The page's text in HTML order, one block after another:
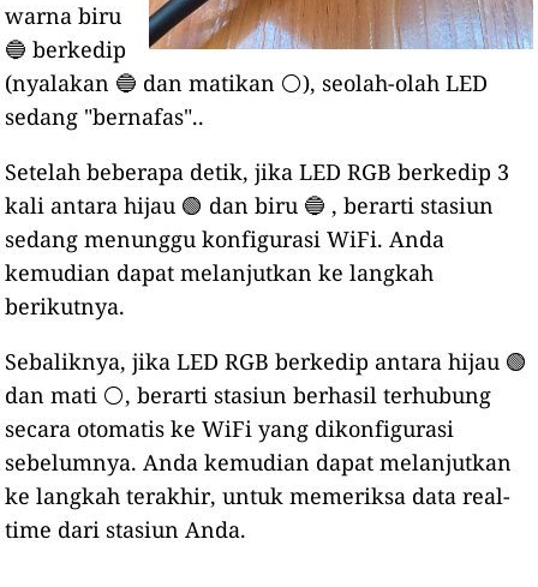
warna biru
🔵 berkedip
(nyalakan 🔵 dan matikan ⚪), seolah-olah LED
sedang "bernafas"..
Setelah beberapa detik, jika LED RGB berkedip 3
kali antara hijau 🟢 dan biru 🔵 , berarti stasiun
sedang menunggu konfigurasi WiFi. Anda
kemudian dapat melanjutkan ke langkah
berikutnya.
Sebaliknya, jika LED RGB berkedip antara hijau 🟢
dan mati ⚪, berarti stasiun berhasil terhubung
secara otomatis ke WiFi yang dikonfigurasi
sebelumnya. Anda kemudian dapat melanjutkan
ke langkah terakhir, untuk memeriksa data real-
time dari stasiun Anda.